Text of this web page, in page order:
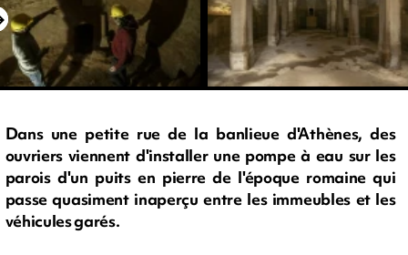
Dans une petite rue de la banlieue d'Athènes, des
ouvriers viennent d'installer une pompe à eau sur les
parois d'un puits en pierre de l'époque romaine qui
passe quasiment inaperçu entre les immeubles et les
véhicules garés.